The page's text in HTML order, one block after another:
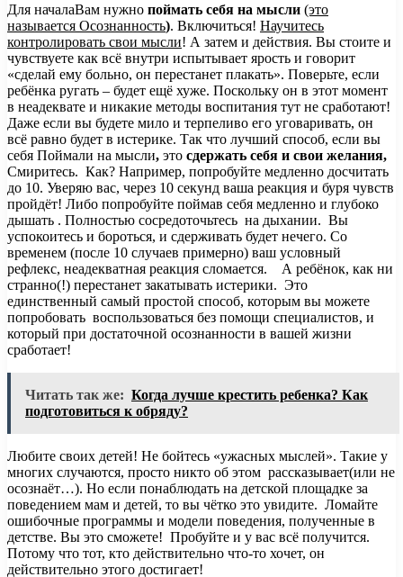
Для началаВам нужно поймать себя на мысли (это
называется Осознанность). Включиться! Научитесь
контролировать свои мысли! А затем и действия. Вы стоите и
чувствуете как всё внутри испытывает ярость и говорит
«сделай ему больно, он перестанет плакать». Поверьте, если
ребёнка ругать – будет ещё хуже. Поскольку он в этот момент
в неадеквате и никакие методы воспитания тут не сработают!
Даже если вы будете мило и терпеливо его уговаривать, он
всё равно будет в истерике. Так что лучший способ, если вы
себя Поймали на мысли, это сдержать себя и свои желания,
Смиритесь. Как? Например, попробуйте медленно досчитать
до 10. Уверяю вас, через 10 секунд ваша реакция и буря чувств
пройдёт! Либо попробуйте поймав себя медленно и глубоко
дышать . Полностью сосредоточьтесь на дыхании. Вы
успокоитесь и бороться, и сдерживать будет нечего. Со
временем (после 10 случаев примерно) ваш условный
рефлекс, неадекватная реакция сломается. А ребёнок, как ни
странно(!) перестанет закатывать истерики. Это
единственный самый простой способ, которым вы можете
попробовать воспользоваться без помощи специалистов, и
который при достаточной осознанности в вашей жизни
сработает!
Читать так же: Когда лучше крестить ребенка? Как
подготовиться к обряду?
Любите своих детей! Не бойтесь «ужасных мыслей». Такие у
многих случаются, просто никто об этом рассказывает(или не
осознаёт…). Но если понаблюдать на детской площадке за
поведением мам и детей, то вы чётко это увидите. Ломайте
ошибочные программы и модели поведения, полученные в
детстве. Вы это сможете! Пробуйте и у вас всё получится.
Потому что тот, кто действительно что-то хочет, он
действительно этого достигает!